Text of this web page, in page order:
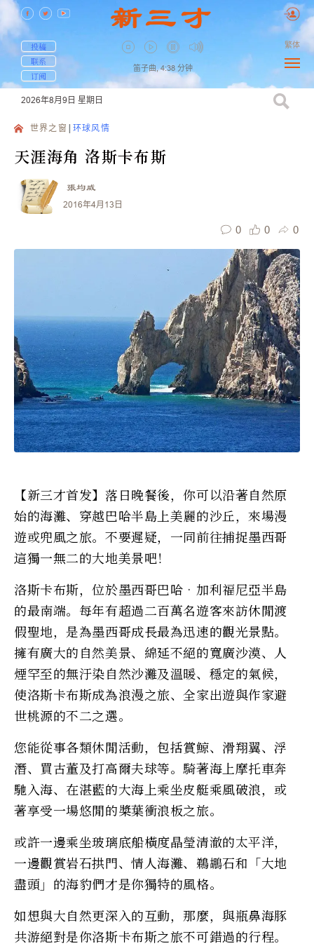
投稿
联系
订阅
笛子曲, 4:38 分钟
繁体
2026年8月9日 星期日
世界之窗 环球风情
天涯海角 洛斯卡布斯
張均威
2016年4月13日
0 0 0
【新三才首发】落日晚餐後，你可以沿著自然原
始的海灘、穿越巴哈半島上美麗的沙丘，來場漫
遊或兜風之旅。不要遲疑，一同前往捕捉墨西哥
這獨一無二的大地美景吧！
洛斯卡布斯，位於墨西哥巴哈‧加利福尼亞半島
的最南端。每年有超過二百萬名遊客來訪休閒渡
假聖地，是為墨西哥成長最為迅速的觀光景點。
擁有廣大的自然美景、綿延不絕的寬廣沙漠、人
煙罕至的無汙染自然沙灘及溫暖、穩定的氣候，
使洛斯卡布斯成為浪漫之旅、全家出遊與作家避
世桃源的不二之選。
您能從事各類休閒活動，包括賞鯨、滑翔翼、浮
潛、買古董及打高爾夫球等。騎著海上摩托車奔
馳入海、在湛藍的大海上乘坐皮艇乘風破浪，或
著享受一場悠閒的槳葉衝浪板之旅。
或許一邊乘坐玻璃底船橫度晶瑩清澈的太平洋，
一邊觀賞岩石拱門、情人海灘、鵜鶘石和「大地
盡頭」的海豹們才是你獨特的風格。
如想與大自然更深入的互動，那麼，與瓶鼻海豚
共游絕對是你洛斯卡布斯之旅不可錯過的行程。